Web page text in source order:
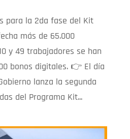
para la 2da fase del Kit
más de 65.000
y 49 trabajadores se han
bonos digitales. 👉 El día
lanza la segunda
del Programa Kit...